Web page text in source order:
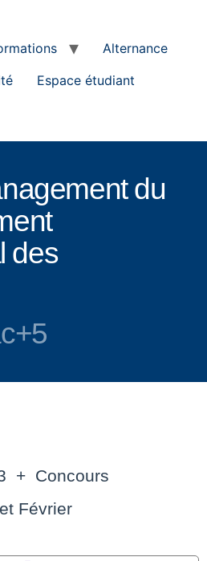
Alternance
Espace étudiant
du
des
+ Concours
Février